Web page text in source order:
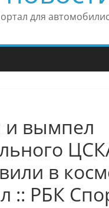
для
и вымпел
в
:: РБК